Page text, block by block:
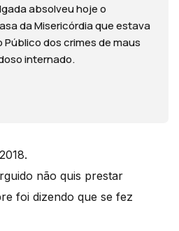
absolveu hoje o
da Misericórdia que estava
dos crimes de maus
internado.
não quis prestar
foi dizendo que se fez